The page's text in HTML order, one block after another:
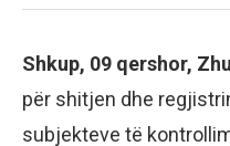
Shkup, 09 qershor,
për shitjen dhe
subjekteve të